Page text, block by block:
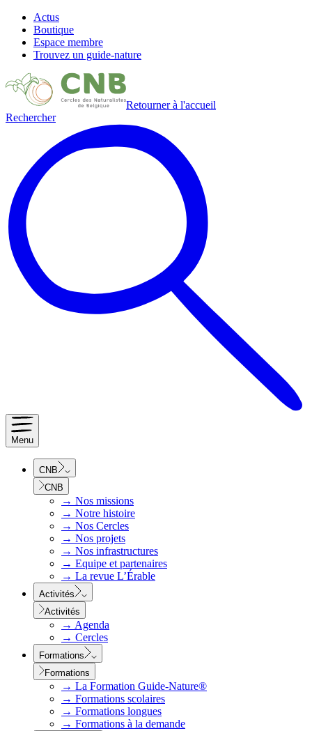
Actus
Boutique
Espace membre
Trouvez un guide-nature
Retourner à l'accueil
Rechercher
Menu
CNB
CNB
→ Nos missions
→ Notre histoire
→ Nos Cercles
→ Nos projets
→ Nos infrastructures
→ Equipe et partenaires
→ La revue L’Érable
Activités
Activités
→ Agenda
→ Cercles
Formations
Formations
→ La Formation Guide-Nature®
→ Formations scolaires
→ Formations longues
→ Formations à la demande